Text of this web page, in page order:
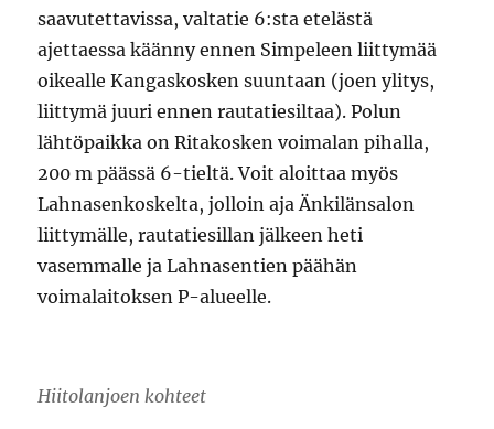
saavutettavissa, valtatie 6:sta etelästä
ajettaessa käänny ennen Simpeleen liittymää
oikealle Kangaskosken suuntaan (joen ylitys,
liittymä juuri ennen rautatiesiltaa). Polun
lähtöpaikka on Ritakosken voimalan pihalla,
200 m päässä 6-tieltä. Voit aloittaa myös
Lahnasenkoskelta, jolloin aja Änkilänsalon
liittymälle, rautatiesillan jälkeen heti
vasemmalle ja Lahnasentien päähän
voimalaitoksen P-alueelle.
Hiitolanjoen kohteet